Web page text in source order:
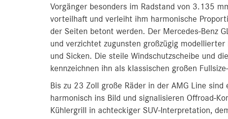
Vorgänger besonders im Radstand von 3.135
vorteilhaft und verleiht ihm harmonische
der Seiten betont werden. Der Mercedes‑Benz
und verzichtet zugunsten großzügig
und Sicken. Die steile Windschutzscheibe und
kennzeichnen ihn als klassischen großen
Bis zu 23 Zoll große Räder in der AMG Line sind
harmonisch ins Bild und signalisieren Offroad-
Kühlergrill in achteckiger SUV-Interpretation,